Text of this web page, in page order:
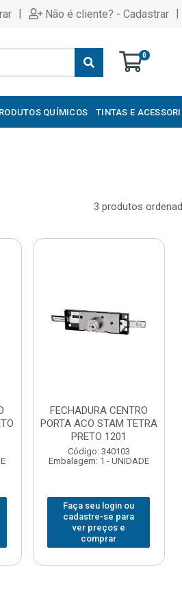
| Não é cliente? - Cadastrar |
0
QUÍMICOS TINTAS E
3 produtos
FECHADURA CENTRO
PORTA ACO STAM TETRA
PRETO 1201
Código: 340103
Embalagem: 1 - UNIDADE
Faça seu login ou
cadastre-se para
ver preços e
comprar